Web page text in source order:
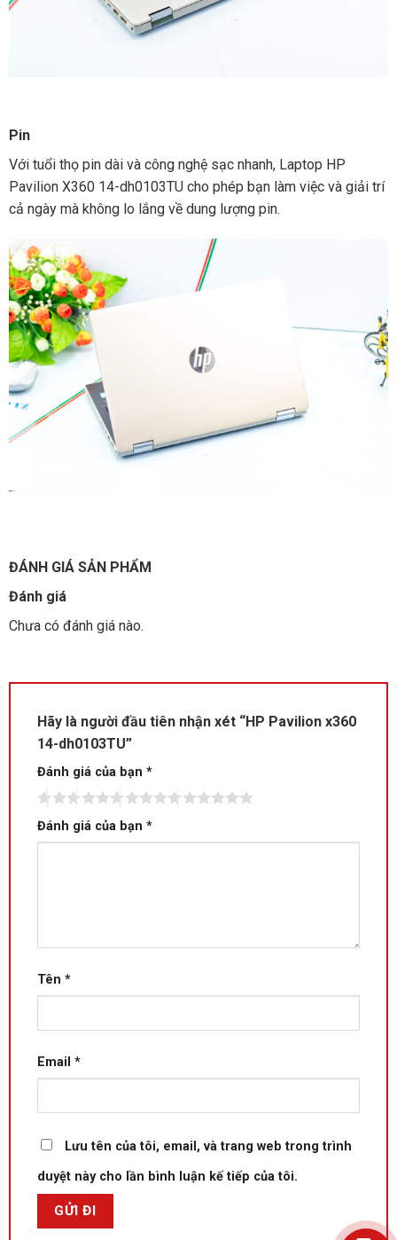
Pin
Với tuổi thọ pin dài và công nghệ sạc nhanh, Laptop HP
Pavilion X360 14-dh0103TU cho phép bạn làm việc và giải trí
cả ngày mà không lo lắng về dung lượng pin.
ĐÁNH GIÁ SẢN PHẨM
Đánh giá
Chưa có đánh giá nào.
Hãy là người đầu tiên nhận xét “HP Pavilion x360
14-dh0103TU”
Đánh giá của bạn *
Đánh giá của bạn *
Tên *
Email *
Lưu tên của tôi, email, và trang web trong trình
duyệt này cho lần bình luận kế tiếp của tôi.